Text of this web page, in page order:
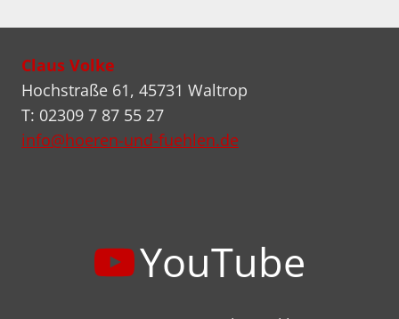
Claus Volke
Hochstraße 61, 45731 Waltrop
T: 02309 7 87 55 27
info@hoeren-und-fuehlen.de
YouTube